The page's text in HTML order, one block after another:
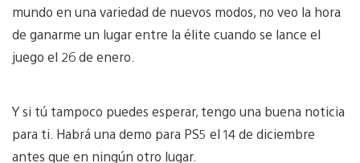
mundo en una variedad de nuevos modos, no veo la hora
de ganarme un lugar entre la élite cuando se lance el
juego el 26 de enero.
Y si tú tampoco puedes esperar, tengo una buena noticia
para ti. Habrá una demo para PS5 el 14 de diciembre
antes que en ningún otro lugar.